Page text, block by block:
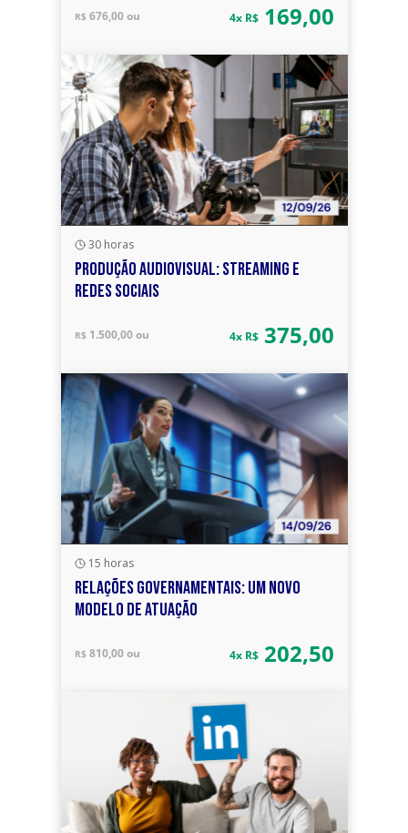
R$ 676,00 ou 4x R$169,00
30 horas
PRODUÇÃO AUDIOVISUAL: STREAMING E
REDES SOCIAIS
R$ 1.500,00 ou 4x R$375,00
15 horas
RELAÇÕES GOVERNAMENTAIS: UM NOVO
MODELO DE ATUAÇÃO
R$ 810,00 ou 4x R$202,50